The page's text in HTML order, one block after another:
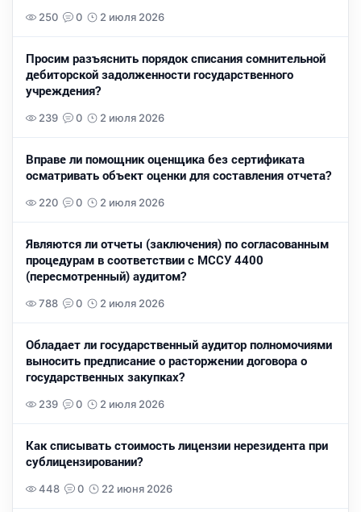
250 0 2 июля 2026
Просим разъяснить порядок списания сомнительной
дебиторской задолженности государственного
учреждения?
239 0 2 июля 2026
Вправе ли помощник оценщика без сертификата
осматривать объект оценки для составления отчета?
220 0 2 июля 2026
Являются ли отчеты (заключения) по согласованным
процедурам в соответствии с МССУ 4400
(пересмотренный) аудитом?
788 0 2 июля 2026
Обладает ли государственный аудитор полномочиями
выносить предписание о расторжении договора о
государственных закупках?
239 0 2 июля 2026
Как списывать стоимость лицензии нерезидента при
сублицензировании?
448 0 22 июня 2026